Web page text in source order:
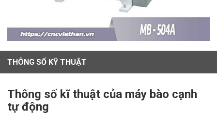
THÔNG SỐ KỸ THUẬT
Thông số kĩ thuật của máy bào cạnh
tự động